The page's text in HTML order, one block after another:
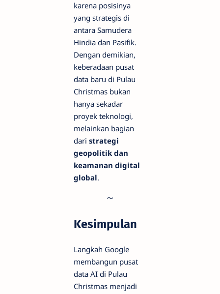
karena posisinya
yang strategis di
antara Samudera
Hindia dan Pasifik.
Dengan demikian,
keberadaan pusat
data baru di Pulau
Christmas bukan
hanya sekadar
proyek teknologi,
melainkan bagian
dari strategi
geopolitik dan
keamanan digital
global.
Kesimpulan
Langkah Google
membangun pusat
data AI di Pulau
Christmas menjadi